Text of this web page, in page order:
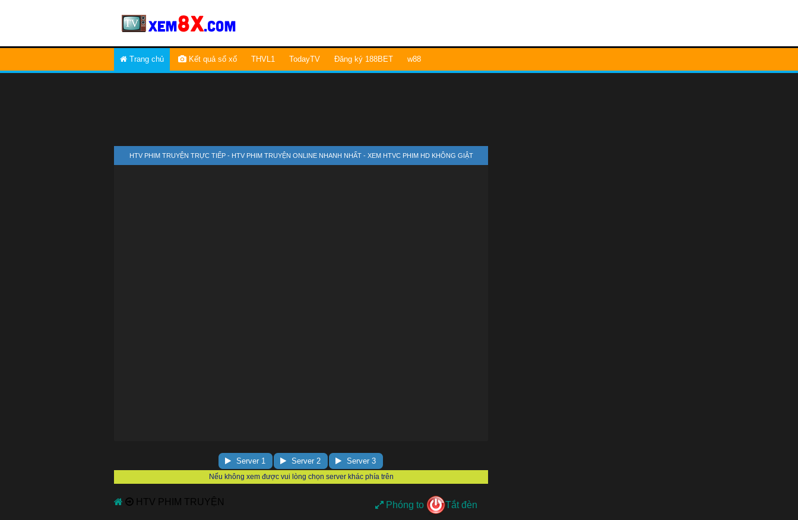
Trang chủ Kết quả sổ xố THVL1 TodayTV Đăng ký 188BET w88
HTV PHIM TRUYỆN TRỰC TIẾP - HTV PHIM TRUYỆN ONLINE NHANH NHẤT - XEM HTVC PHIM HD KHÔNG GIẬT
Server 1 Server 2 Server 3
HTV PHIM TRUYỆN Phóng to Tắt đèn